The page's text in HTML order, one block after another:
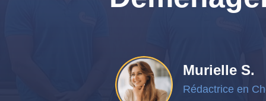
Murielle S.
Rédactrice en